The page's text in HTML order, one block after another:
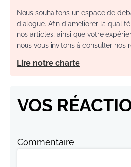
Nous souhaitons un espace de
dialogue. Afin d'améliorer la
nos articles, ainsi que votre
nous vous invitons à consulter nos
Lire notre charte
VOS
Commentaire